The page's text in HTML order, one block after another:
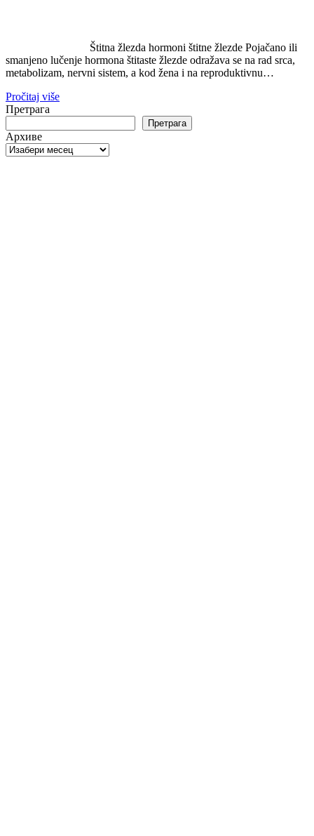
Štitna žlezda hormoni štitne žlezde Pojačano ili
smanjeno lučenje hormona štitaste žlezde odražava se na rad srca,
metabolizam, nervni sistem, a kod žena i na reproduktivnu…
Pročitaj više
Претрага
Претрага
Архиве